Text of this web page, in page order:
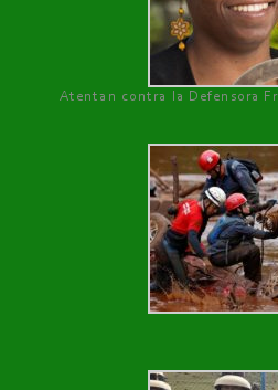
Atentan contra la Defensora